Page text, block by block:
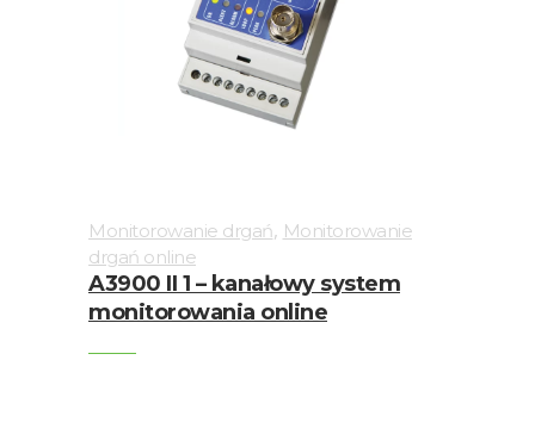
Monitorowanie drgań, Monitorowanie
drgań online
A3900 II 1 – kanałowy system
monitorowania online